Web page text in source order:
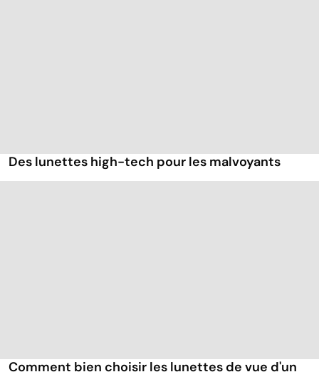
Des lunettes high-tech pour les malvoyants
Comment bien choisir les lunettes de vue d'un